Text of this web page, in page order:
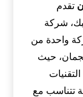
تقدم
شركة
واحدة من
حيث
تتناسب مع